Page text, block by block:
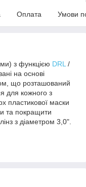
Оплата Умови
з функцією DRL /
на основі
що розташований
для кожного з
пластикової маски
та покращити
з діаметром 3,0".